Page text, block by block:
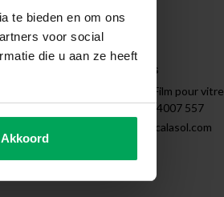
te bieden en om ons
voor social
die u aan ze heeft
Akkoord
Instructions
Sitemap
Coordonnées
SCALASOL® | Film pour vitre
+31 (0)85 - 4007 557
support@scalasol.com